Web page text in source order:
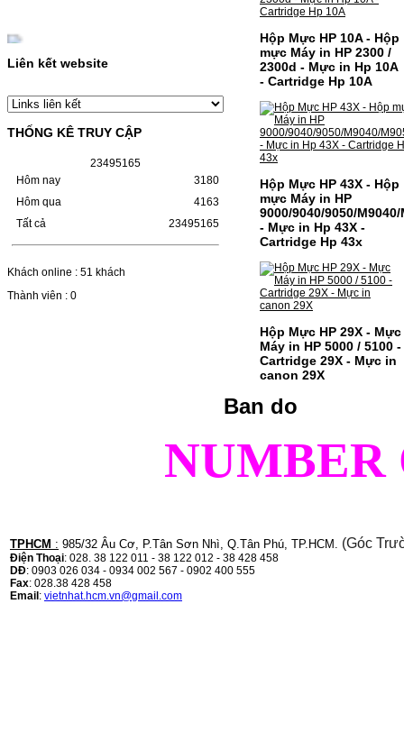
HỘP MỰC CANON CRG-070
CHO DÒNG MÁY LBP
HỘP MỰC CANON CRG-070 CHO DÒNG
MÁY LBP 243/MF 461DW MÃ HỘP MỰC:–
Hộp mực Canon CRG-070– Loại mực: Mực
Canon i-SENSYS…
Giá : 799.000VND
Chọn mua
MÁY IN KYOCERA
M2135DN/M2635DN
Liên kết website
THỐNG KÊ TRUY CẬP
234951 65
Hôm nay
Hôm qua
Tất cả
3180
4163
23495165
Khách online : 51 khách
Thành viên : 0
Hộp Mực HP 10A - Hộp
mực Máy in HP 2300 /
2300d - Mực in Hp 10A
- Cartridge Hp 10A
Hộp Mực HP 43X - Hộp
mực Máy in HP
9000/9040/9050/M9040/
- Mực in Hp 43X -
Cartridge Hp 43x
Hộp Mực HP 29X - Mực
Máy in HP 5000 / 5100 -
Cartridge 29X - Mực in
canon 29X
Ban do
NUMBER
TPHCM : 985/32 Âu Cơ, P.Tân Sơn Nhì, Q.Tân Phú, TP.HCM. (Góc
Điện Thoại: 028. 38 122 011 - 38 122 012 - 38 428 458
DĐ: 0903 026 034 - 0934 002 567 - 0902 400 555
Fax: 028.38 428 458
Email : vietnhat.hcm.vn@gmail.com